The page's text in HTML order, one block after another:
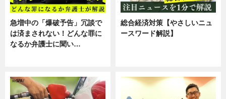
急増中の「爆破予告」冗談で
は済まされない！どんな罪に
なるか弁護士に聞い…
総合経済対策【やさしいニュ
ースワード解説】